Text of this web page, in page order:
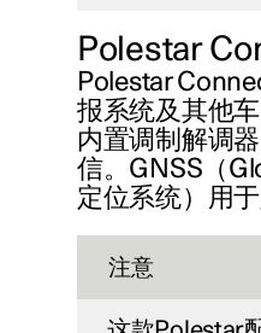
Polestar
Polestar
报系统及其他
内置调制解调
信。GNSS（
定位系统）用于
注意